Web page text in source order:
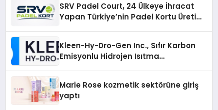
SRV Padel Court, 24 Ülkeye İhracat
Yapan Türkiye’nin Padel Kortu Üretim
Kleen-Hy-Dro-Gen Inc., Sıfır Karbon
Emisyonlu Hidrojen Isıtma
Marie Rose kozmetik sektörüne giriş
yaptı